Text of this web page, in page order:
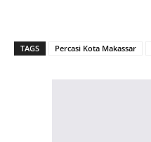
TAGS Percasi Kota Makassar